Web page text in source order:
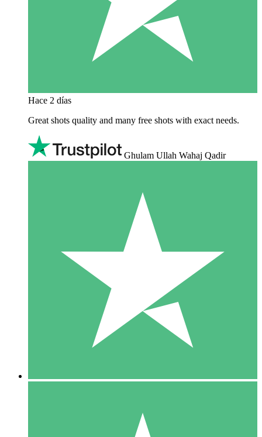
Hace 2 días
Great shots quality and many free shots with exact needs.
Ghulam Ullah Wahaj Qadir